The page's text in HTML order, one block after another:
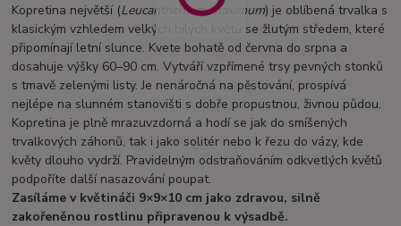
Kopretina největší (Leucanthemum maximum) je oblíbená trvalka s
klasickým vzhledem velkých bílých květů se žlutým středem, které
připomínají letní slunce. Kvete bohatě od června do srpna a
dosahuje výšky 60–90 cm. Vytváří vzpřímené trsy pevných stonků
s tmavě zelenými listy. Je nenáročná na pěstování, prospívá
nejlépe na slunném stanovišti s dobře propustnou, živnou půdou.
Kopretina je plně mrazuvzdorná a hodí se jak do smíšených
trvalkových záhonů, tak i jako solitér nebo k řezu do vázy, kde
květy dlouho vydrží. Pravidelným odstraňováním odkvetlých květů
podpoříte další nasazování poupat.
Zasíláme v květináči 9×9×10 cm jako zdravou, silně
zakořeněnou rostlinu připravenou k výsadbě.